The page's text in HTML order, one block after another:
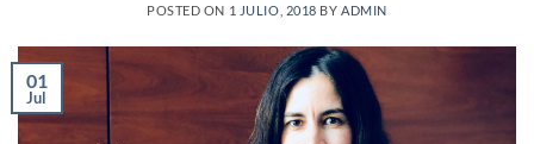
POSTED ON 1 JULIO, 2018 BYADMIN
01
Jul